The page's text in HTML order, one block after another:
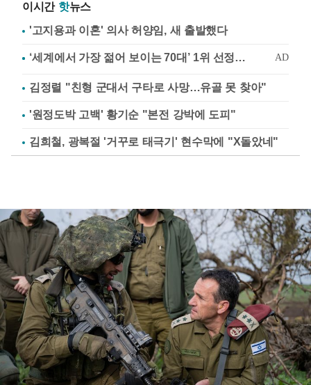
이시간 핫뉴스
'고지용과 이혼' 의사 허양임, 새 출발했다
김정렬 "친형 군대서 구타로 사망…유골 못 찾아"
'원정도박 고백' 황기순 "본전 강박에 도피"
김희철, 광복절 '거꾸로 태극기' 현수막에 "X돌았네"